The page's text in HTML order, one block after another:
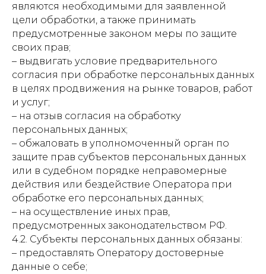
являются необходимыми для заявленной
цели обработки, а также принимать
предусмотренные законом меры по защите
своих прав;
– выдвигать условие предварительного
согласия при обработке персональных данных
в целях продвижения на рынке товаров, работ
и услуг;
– на отзыв согласия на обработку
персональных данных;
– обжаловать в уполномоченный орган по
защите прав субъектов персональных данных
или в судебном порядке неправомерные
действия или бездействие Оператора при
обработке его персональных данных;
– на осуществление иных прав,
предусмотренных законодательством РФ.
4.2. Субъекты персональных данных обязаны:
– предоставлять Оператору достоверные
данные о себе;